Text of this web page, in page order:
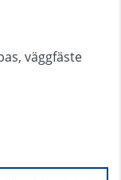
väggfäste